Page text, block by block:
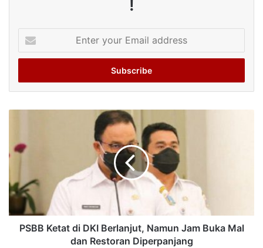
!
your
Email
PSBB Ketat di DKI Berlanjut, Namun Jam Buka Mal
dan Restoran Diperpanjang